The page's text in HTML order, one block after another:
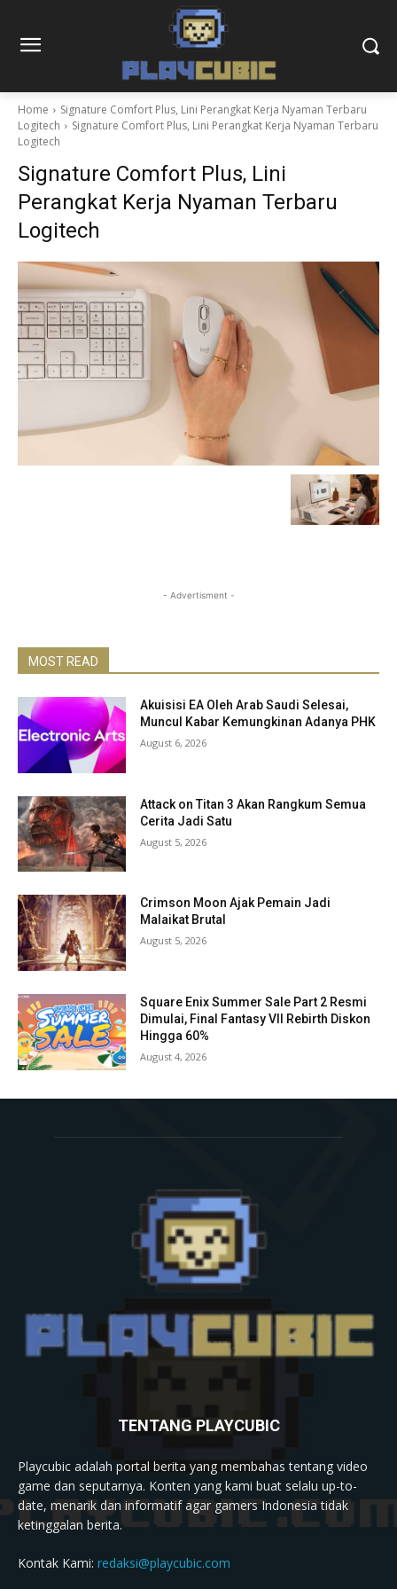
Home
Signature Comfort Plus, Lini Perangkat Kerja Nyaman Terbaru
Logitech
Signature Comfort Plus, Lini Perangkat Kerja Nyaman Terbaru
Logitech
Signature Comfort Plus, Lini
Perangkat Kerja Nyaman Terbaru
Logitech
- Advertisment -
MOST READ
Akuisisi EA Oleh Arab Saudi Selesai,
Muncul Kabar Kemungkinan Adanya PHK
August 6, 2026
Attack on Titan 3 Akan Rangkum Semua
Cerita Jadi Satu
August 5, 2026
Crimson Moon Ajak Pemain Jadi
Malaikat Brutal
August 5, 2026
Square Enix Summer Sale Part 2 Resmi
Dimulai, Final Fantasy VII Rebirth Diskon
Hingga 60%
August 4, 2026
TENTANG PLAYCUBIC
Playcubic adalah portal berita yang membahas tentang video
game dan seputarnya. Konten yang kami buat selalu up-to-
date, menarik dan informatif agar gamers Indonesia tidak
ketinggalan berita.
Kontak Kami: redaksi@playcubic.com